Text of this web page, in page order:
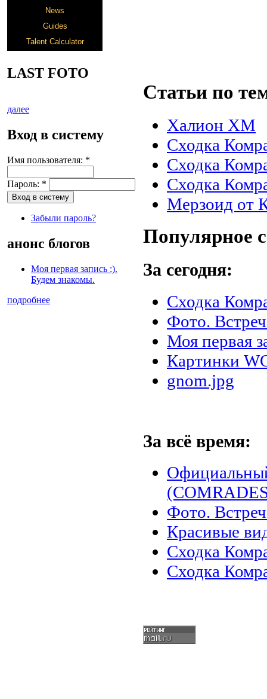
LAST FOTO
далее
Вход в систему
Имя пользователя: *
Пароль: *
Забыли пароль?
анонс блогов
Моя первая запись :).
Будем знакомы.
подробнее
Статьи по
Халион ХМ
Сходка
Сходка
Сходка
Мерзоид от
Популярное
За сегодня:
Сходка
Фото.
Моя первая
Картинки
gnom.jpg
За всё время:
Фото.
Красивые
Сходка
Сходка